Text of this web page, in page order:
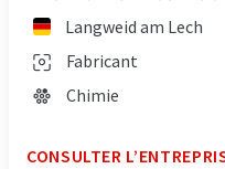
Langweid am Lech
Fabricant
Chimie
CONSULTER